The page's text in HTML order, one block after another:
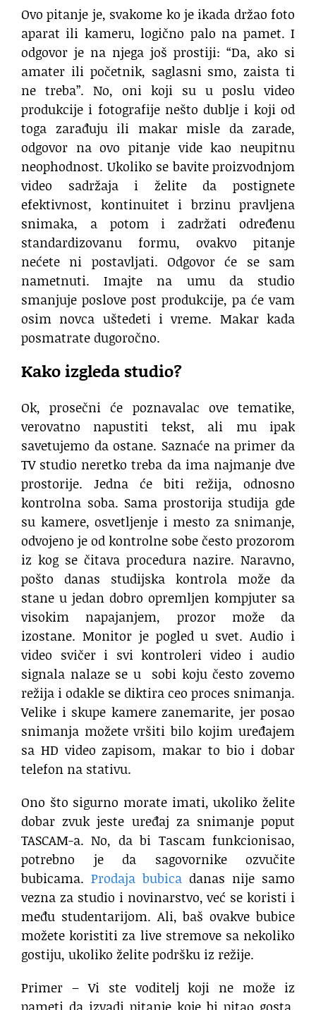
Ovo pitanje je, svakome ko je ikada držao foto
aparat ili kameru, logično palo na pamet. I
odgovor je na njega još prostiji: “Da, ako si
amater ili početnik, saglasni smo, zaista ti
ne treba”. No, oni koji su u poslu video
produkcije i fotografije nešto dublje i koji od
toga zarađuju ili makar misle da zarade,
odgovor na ovo pitanje vide kao neupitnu
neophodnost. Ukoliko se bavite proizvodnjom
video sadržaja i želite da postignete
efektivnost, kontinuitet i brzinu pravljena
snimaka, a potom i zadržati određenu
standardizovanu formu, ovakvo pitanje
nećete ni postavljati. Odgovor će se sam
nametnuti. Imajte na umu da studio
smanjuje poslove post produkcije, pa će vam
osim novca uštedeti i vreme. Makar kada
posmatrate dugoročno.
Kako izgleda studio?
Ok, prosečni će poznavalac ove tematike,
verovatno napustiti tekst, ali mu ipak
savetujemo da ostane. Saznaće na primer da
TV studio neretko treba da ima najmanje dve
prostorije. Jedna će biti režija, odnosno
kontrolna soba. Sama prostorija studija gde
su kamere, osvetljenje i mesto za snimanje,
odvojeno je od kontrolne sobe često prozorom
iz kog se čitava procedura nazire. Naravno,
pošto danas studijska kontrola može da
stane u jedan dobro opremljen kompjuter sa
visokim napajanjem, prozor može da
izostane. Monitor je pogled u svet. Audio i
video svičer i svi kontroleri video i audio
signala nalaze se u sobi koju često zovemo
režija i odakle se diktira ceo proces snimanja.
Velike i skupe kamere zanemarite, jer posao
snimanja možete vršiti bilo kojim uređajem
sa HD video zapisom, makar to bio i dobar
telefon na stativu.
Ono što sigurno morate imati, ukoliko želite
dobar zvuk jeste uređaj za snimanje poput
TASCAM-a. No, da bi Tascam funkcionisao,
potrebno je da sagovornike ozvučite
bubicama. Prodaja bubica danas nije samo
vezna za studio i novinarstvo, već se koristi i
među studentarijom. Ali, baš ovakve bubice
možete koristiti za live stremove sa nekoliko
gostiju, ukoliko želite podršku iz režije.
Primer – Vi ste voditelj koji ne može iz
pameti da izvadi pitanje koje bi pitao gosta.